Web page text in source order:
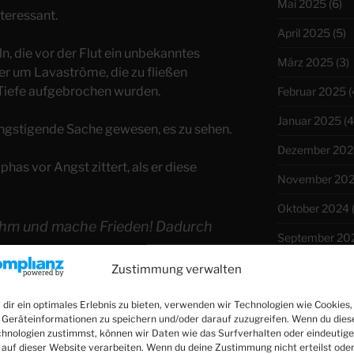
Zustimmung verwalten
dir ein optimales Erlebnis zu bieten, verwenden wir Technologien wie Cookies,
zu speichern und/oder darauf zuzugreifen. Wenn du
zustimmst, können wir Daten wie das Surfverhalten oder eindeutige
auf dieser Website verarbeiten. Wenn du deine Zustimmung nicht erteilst oder
die vor der Flut ein unbekanntes
um Lavaströme, die zu fließen
aufgebrochen wurden.
Sache gewesen, es zu sehen.
vor Angst zittert, als er diese
und mache Frieden! Dadurch
seinem Mund und lege seine
umkehrst, so wirst du
die Ungerechtigkeit aus deinem
Mai 2025 (6)
April 2025 (5)
März 2025 (3)
Februar 2025
Januar 2025
Dezember
November
Oktober 2024
September
Juni 2024(5)